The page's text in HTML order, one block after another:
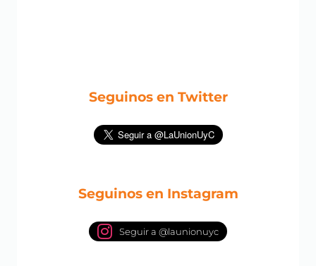
Seguinos en Twitter
Seguinos en Instagram
Seguir a @launionuyc